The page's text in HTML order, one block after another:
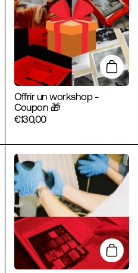
au panier
Offrir un workshop -
Coupon 🎁
€130,00
au panier